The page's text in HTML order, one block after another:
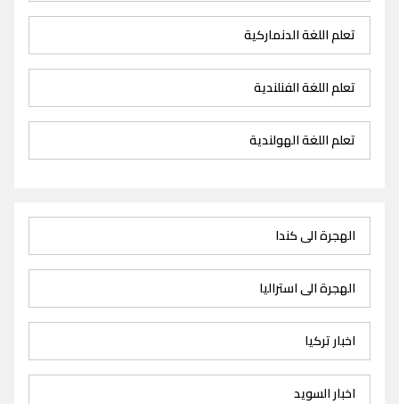
تعلم اللغة الدنماركية
تعلم اللغة الفنلندية
تعلم اللغة الهولندية
الهجرة الى كندا
الهجرة الى استراليا
اخبار تركيا
اخبار السويد